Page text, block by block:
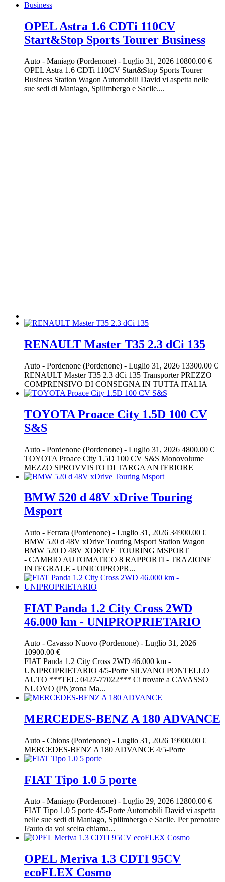
OPEL Astra 1.6 CDTi 110CV
Start&Stop Sports Tourer Business
Auto - Maniago (Pordenone) - Luglio 31, 2026 10800.00 €
OPEL Astra 1.6 CDTi 110CV Start&Stop Sports Tourer
Business Station Wagon Automobili David vi aspetta nelle
sue sedi di Maniago, Spilimbergo e Sacile....
RENAULT Master T35 2.3 dCi 135
Auto - Pordenone (Pordenone) - Luglio 31, 2026 13300.00 €
RENAULT Master T35 2.3 dCi 135 Transporter PREZZO
COMPRENSIVO DI CONSEGNA IN TUTTA ITALIA
TOYOTA Proace City 1.5D 100 CV
S&S
Auto - Pordenone (Pordenone) - Luglio 31, 2026 4800.00 €
TOYOTA Proace City 1.5D 100 CV S&S Monovolume
MEZZO SPROVVISTO DI TARGA ANTERIORE
BMW 520 d 48V xDrive Touring
Msport
Auto - Ferrara (Pordenone) - Luglio 31, 2026 34900.00 €
BMW 520 d 48V xDrive Touring Msport Station Wagon
BMW 520 D 48V XDRIVE TOURING MSPORT
- CAMBIO AUTOMATICO 8 RAPPORTI - TRAZIONE
INTEGRALE - UNICOPROPR...
FIAT Panda 1.2 City Cross 2WD
46.000 km - UNIPROPRIETARIO
Auto - Cavasso Nuovo (Pordenone) - Luglio 31, 2026
10900.00 €
FIAT Panda 1.2 City Cross 2WD 46.000 km -
UNIPROPRIETARIO 4/5-Porte SILVANO PONTELLO
AUTO ***TEL: 0427-77022*** Ci trovate a CAVASSO
NUOVO (PN)zona Ma...
MERCEDES-BENZ A 180 ADVANCE
Auto - Chions (Pordenone) - Luglio 31, 2026 19900.00 €
MERCEDES-BENZ A 180 ADVANCE 4/5-Porte
FIAT Tipo 1.0 5 porte
Auto - Maniago (Pordenone) - Luglio 29, 2026 12800.00 €
FIAT Tipo 1.0 5 porte 4/5-Porte Automobili David vi aspetta
nelle sue sedi di Maniago, Spilimbergo e Sacile. Per prenotare
l?auto da voi scelta chiama...
OPEL Meriva 1.3 CDTI 95CV
ecoFLEX Cosmo